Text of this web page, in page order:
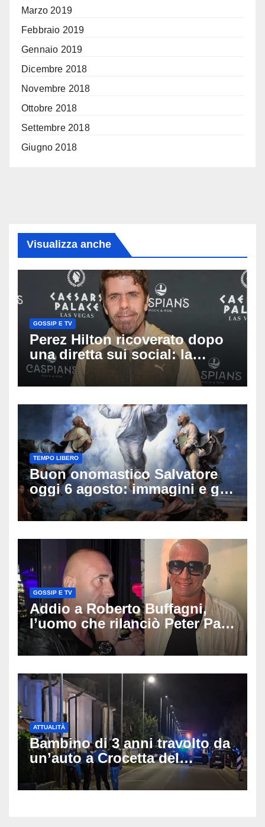
Marzo 2019
Febbraio 2019
Gennaio 2019
Dicembre 2018
Novembre 2018
Ottobre 2018
Settembre 2018
Giugno 2018
Visualizza anche
GOSSIP E TV
Perez Hilton ricoverato dopo
una diretta sui social: la
famiglia rompe il silenzio
sulle sue condizioni
TEMPO LIBERO
Buon onomastico Salvatore
oggi 6 agosto: immagini e gif
di auguri da condividere
GOSSIP E TV
Addio a Roberto Buffagni,
l’uomo che rilanciò Peter Pan
e Villa delle Rose: aveva 59
anni
ATTUALITÀ
Bambino di 3 anni travolto da
un’auto a Crocetta del
Montello: è gravissimo,
trasportato in elicottero a